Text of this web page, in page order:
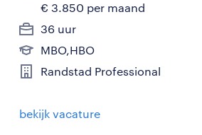
€ 3.850 per maand
36 uur
MBO,HBO
Randstad Professional
bekijk vacature